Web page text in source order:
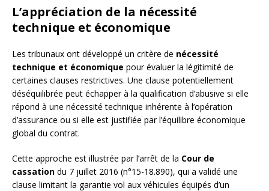
L’appréciation de la nécessité
technique et économique
Les tribunaux ont développé un critère de nécessité
technique et économique pour évaluer la légitimité de
certaines clauses restrictives. Une clause potentiellement
déséquilibrée peut échapper à la qualification d’abusive si elle
répond à une nécessité technique inhérente à l’opération
d’assurance ou si elle est justifiée par l’équilibre économique
global du contrat.
Cette approche est illustrée par l’arrêt de la Cour de
cassation du 7 juillet 2016 (n°15-18.890), qui a validé une
clause limitant la garantie vol aux véhicules équipés d’un